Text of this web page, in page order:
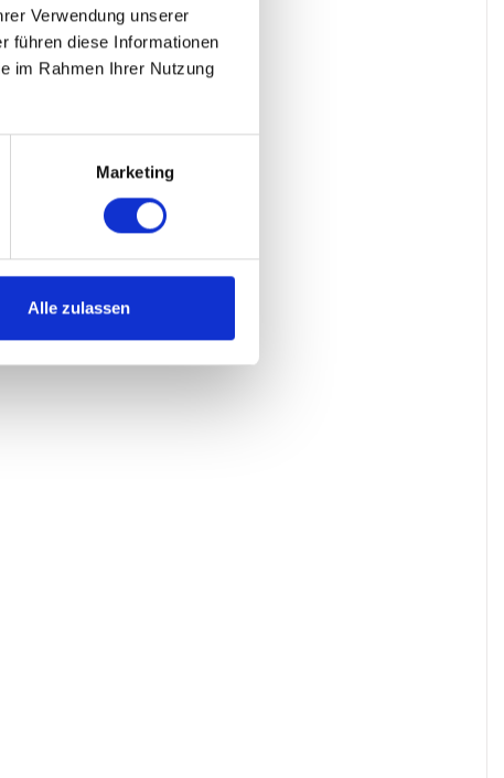
Verwendung unserer
führen diese Informationen
im Rahmen Ihrer Nutzung
Marketing
Alle zulassen